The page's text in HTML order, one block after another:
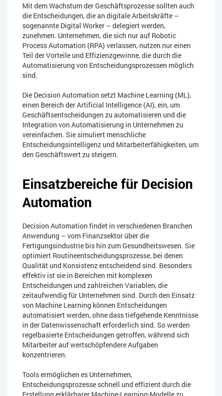
Mit dem Wachstum der Geschäftsprozesse sollten auch
die Entscheidungen, die an digitale Arbeitskräfte –
sogenannte Digital Worker – delegiert werden,
zunehmen. Unternehmen, die sich nur auf Robotic
Process Automation (RPA) verlassen, nutzen nur einen
Teil der Vorteile und Effizienzgewinne, die durch die
Automatisierung von Entscheidungsprozessen möglich
sind.
Die Decision Automation setzt Machine Learning (ML),
einen Bereich der Artificial Intelligence (AI), ein, um
Geschäftsentscheidungen zu automatisieren und die
Integration von Automatisierung in Unternehmen zu
vereinfachen. Sie simuliert menschliche
Entscheidungsintelligenz und Mitarbeiterfähigkeiten, um
den Geschäftswert zu steigern.
Einsatzbereiche für Decision
Automation
Decision Automation findet in verschiedenen Branchen
Anwendung – vom Finanzsektor über die
Fertigungsindustrie bis hin zum Gesundheitswesen. Sie
optimiert Routineentscheidungsprozesse, bei denen
Qualität und Konsistenz entscheidend sind. Besonders
effektiv ist sie in Bereichen mit komplexen
Entscheidungen und zahlreichen Variablen, die
zeitaufwendig für Unternehmen sind. Durch den Einsatz
von Machine Learning können Entscheidungen
automatisiert werden, ohne dass tiefgehende Kenntnisse
in der Datenwissenschaft erforderlich sind. So werden
regelbasierte Entscheidungen getroffen, während sich
Mitarbeiter auf wertschöpfendere Aufgaben
konzentrieren.
Tools ermöglichen es Unternehmen,
Entscheidungsprozesse schnell und effizient durch die
Erstellung erklärbarer Machine-Learning-Modelle zu